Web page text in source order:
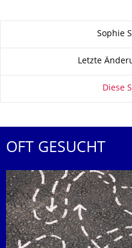
Sophie
Letzte
Diese
OFT GESUCHT